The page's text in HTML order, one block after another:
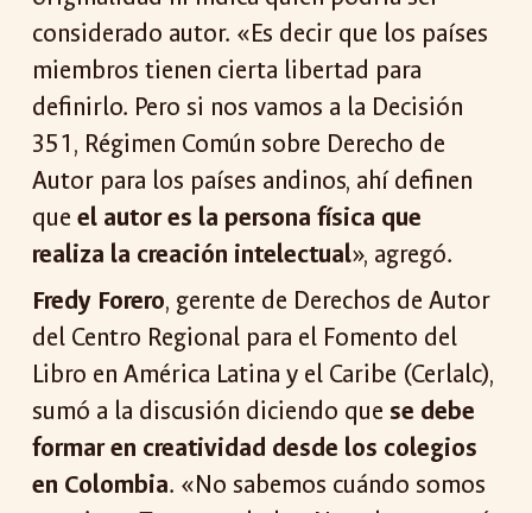
considerado autor. «Es decir que los países
miembros tienen cierta libertad para
definirlo. Pero si nos vamos a la Decisión
351, Régimen Común sobre Derecho de
Autor para los países andinos, ahí definen
queel autor es la persona física que
realiza la creación intelectual», agregó.
Fredy Forero, gerente de Derechos de Autor
del Centro Regional para el Fomento del
Libro en América Latina y el Caribe (Cerlalc),
sumó a la discusión diciendo que se debe
formar en creatividad desde los colegios
en Colombia. «No sabemos cuándo somos